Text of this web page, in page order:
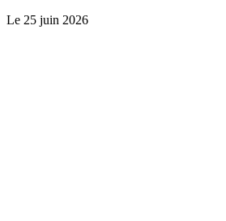
Le 25 juin 2026